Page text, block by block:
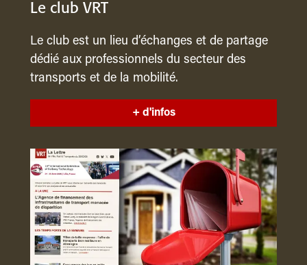
Le club VRT
Le club est un lieu d’échanges et de partage
dédié aux professionnels du secteur des
transports et de la mobilité.
+ d'infos